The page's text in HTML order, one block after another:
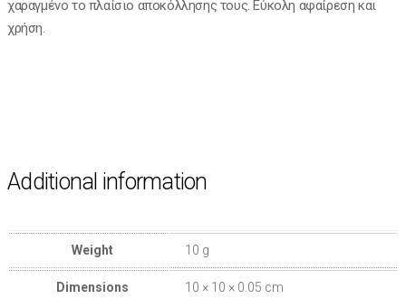
χαραγμένο το πλαίσιο αποκόλλησης τους. Εύκολη αφαίρεση και
χρήση.
Additional information
Weight 10 g
Dimensions 10 × 10 × 0.05 cm